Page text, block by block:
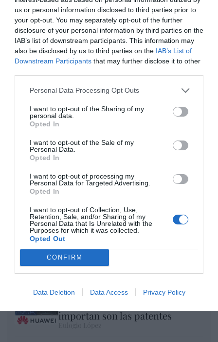
us or personal information disclosed to third parties prior to
your opt-out. You may separately opt-out of the further
disclosure of your personal information by third parties on the
IAB’s list of downstream participants. This information may
also be disclosed by us to third parties on the IAB’s List of
Downstream Participants that may further disclose it to other
Personal Data Processing Opt Outs
I want to opt-out of the Sharing of my
personal data.
Opted In
I want to opt-out of the Sale of my
Personal Data.
Opted In
I want to opt-out of processing my
Personal Data for Targeted Advertising.
Opted In
I want to opt-out of Collection, Use,
Retention, Sale, and/or Sharing of my
Personal Data that Is Unrelated with the
Purposes for which it was collected.
Opted Out
CONFIRM
Data Deletion Data Access Privacy Policy
Diario de la corrupción sanchista. Hazte
Oír se manifiesta delante de La Mareta:
“Pedro Sánchez es un criminal”
por Redacción
Artículos anteriores
Opinión
Enormes minucias
por Pablo Ferrer
Al final, la culpa de la invasión de Ceuta va
a ser de Meloni
importan son las patentes